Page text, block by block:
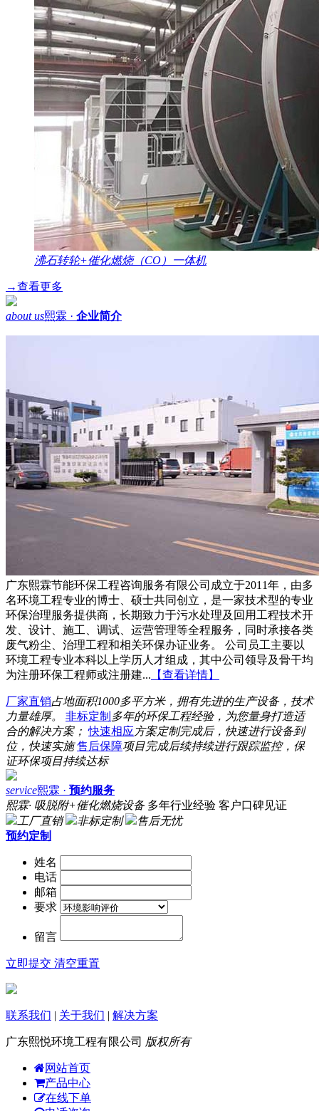
沸石转轮+催化燃烧（CO）一体机
→查看更多
about us熙霖 · 企业简介
广东熙霖节能环保工程咨询服务有限公司成立于2011年，由多
名环境工程专业的博士、硕士共同创立，是一家技术型的专业
环保治理服务提供商，长期致力于污水处理及回用工程技术开
发、设计、施工、调试、运营管理等全程服务，同时承接各类
废气粉尘、治理工程和相关环保办证业务。 公司员工主要以
环境工程专业本科以上学历人才组成，其中公司领导及骨干均
为注册环保工程师或注册建... 【查看详情】
厂家直销占地面积1000多平方米，拥有先进的生产设备，技术
力量雄厚。
非标定制 多年的环保工程经验，为您量身打造适
合的解决方案； 快速相应方案定制完成后，快速进行设备到
位，快速实施 售后保障项目完成后续持续进行跟踪监控，保
证环保项目持续达标
service熙霖 · 预约服务
熙霖· 吸脱附+催化燃烧设备 多年行业经验 客户口碑见证
工厂直销
非标定制
售后无忧
预约定制
姓名
电话
邮箱
要求
留言
立即提交 清空重置
联系我们 | 关于我们 | 解决方案
广东熙悦环境工程有限公司 版权所有
网站首页
产品中心
在线下单